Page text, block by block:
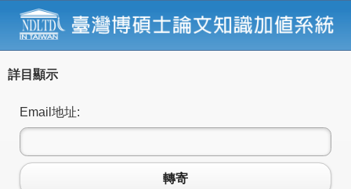
詳目顯示
Email地址:
轉寄